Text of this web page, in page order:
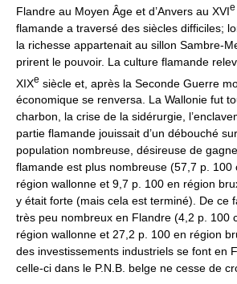
Flandre au Moyen Âge et d’Anvers au XVIe
flamande a traversé des siècles difficiles;
la richesse appartenait au sillon Sambre-
prirent le pouvoir. La culture flamande
XIXe siècle et, après la Seconde Guerre
économique se renversa. La Wallonie fut
charbon, la crise de la sidérurgie,
partie flamande jouissait d’un débouché
population nombreuse, désireuse de
flamande est plus nombreuse (57,7 p. 100
région wallonne et 9,7 p. 100 en région
y était forte (mais cela est terminé). De ce
très peu nombreux en Flandre (4,2 p. 100
région wallonne et 27,2 p. 100 en région
des investissements industriels se font en
celle-ci dans le P.N.B. belge ne cesse de